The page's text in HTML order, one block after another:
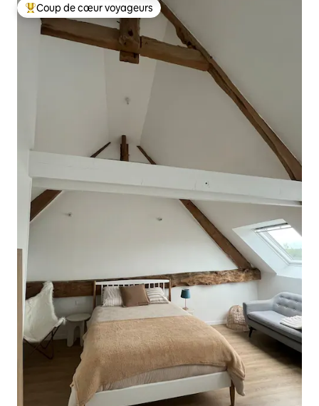
Coups de cœur voyageurs les plus appréciés
Coup de cœur voyageurs